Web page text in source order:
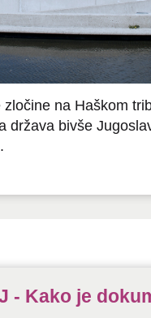
na Haškom
država bivše
- Kako je